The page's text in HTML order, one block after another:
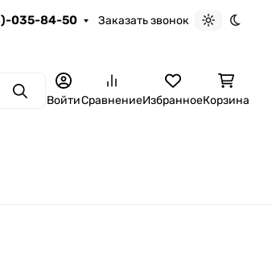
035-84-50 Заказать звонок
Светлая
ПоискВойтиСравнениеИзбранноеКорзина